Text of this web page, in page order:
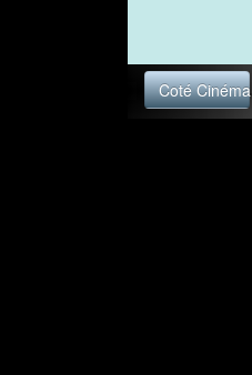
Coté Cinéma